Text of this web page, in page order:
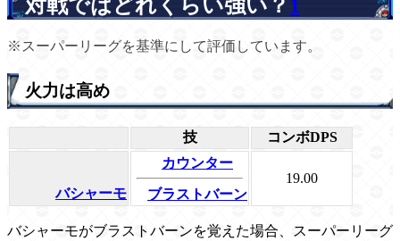
対戦ではどれくらい強い？ 1
※スーパーリーグを基準にして評価しています。
火力は高め
技 コンボDPS
バシャーモ
カウンター
ブラストバーン
19.00
バシャーモがブラストバーンを覚えた場合、スーパーリーグ